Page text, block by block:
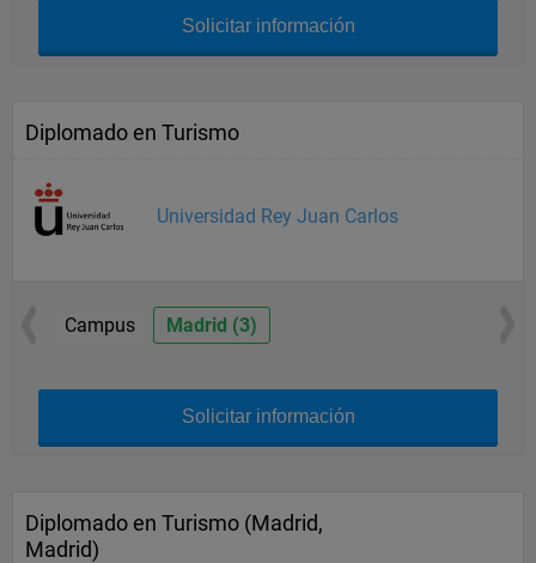
Solicitar información
Diplomado en Turismo
Universidad Rey Juan Carlos
Campus Madrid (3)
Solicitar información
Diplomado en Turismo (Madrid,
Madrid)